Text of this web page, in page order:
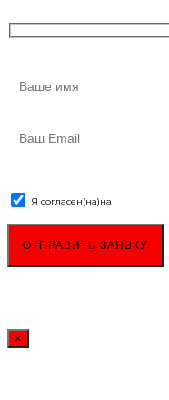
Я согласен(на)на
×